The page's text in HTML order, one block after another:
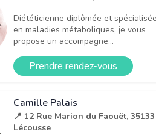
Diététicienne diplômée et spécialisée
en maladies métaboliques, je vous
propose un accompagne...
Prendre rendez-vous
Camille Palais
📍 12 Rue Marion du Faouët, 35133
Lécousse